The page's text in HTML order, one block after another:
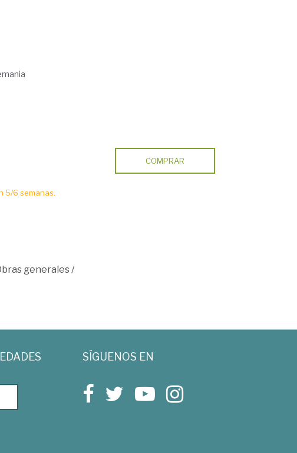
5/6 semanas.
COMPRAR
generales/
SÍGUENOS EN